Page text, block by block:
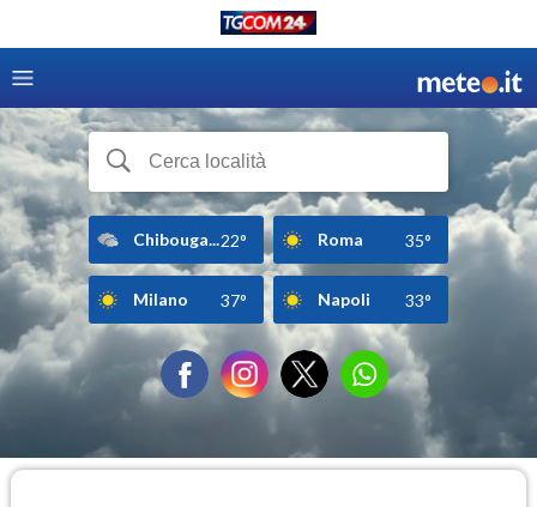
Chibouga...22° Roma 35°
Milano 37° Napoli 33°